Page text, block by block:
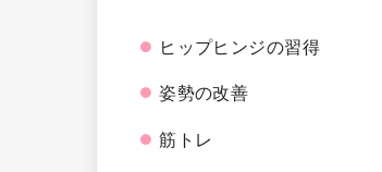
ヒップヒンジの習得
姿勢の改善
筋トレ